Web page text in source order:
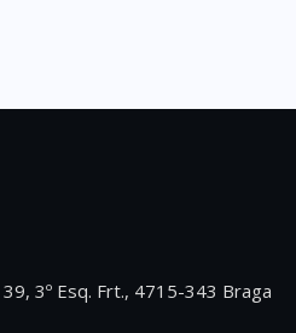
39, 3º Esq. Frt., 4715-343 Braga